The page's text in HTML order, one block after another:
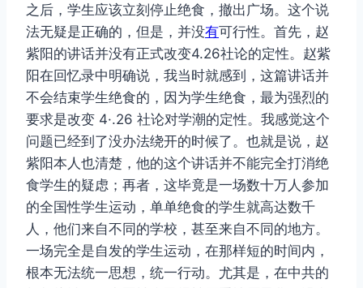
之后，学生应该立刻停止绝食，撤出广场。这个说
法无疑是正确的，但是， 并没有可行性。首先，赵
紫阳的讲话并没有正式改变4.26社论的定性。赵紫
阳在回忆录中明确说，我当时就感到，这篇讲话并
不会结束学生绝食的，因为学生绝食，最为强烈的
要求是改变 4·.26 社论对学潮的定性。我感觉这个
问题已经到了没办法绕开的时候了。也就是说，赵
紫阳本人也清楚，他的这个讲话并不能完全打消绝
食学生的疑虑；再者，这毕竟是一场数十万人参加
的全国性学生运动，单单绝食的学生就高达数千
人，他们来自不同的学校，甚至来自不同的地方。
一场完全是自发的学生运动，在那样短的时间内，
根本无法统一思想，统一行动。尤其是，在中共的